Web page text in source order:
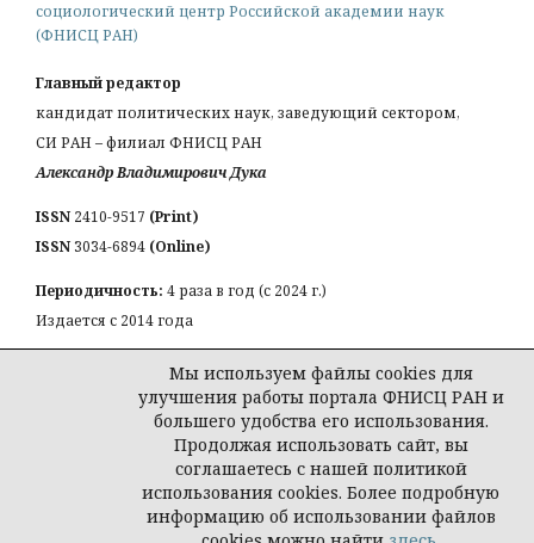
социологический центр Российской академии наук
(ФНИСЦ РАН)
Главный редактор
кандидат политических наук, заведующий сектором,
СИ РАН – филиал ФНИСЦ РАН
Александр Владимирович Дука
ISSN 2410-9517 (Print)
ISSN3034-6894 (Online)
Периодичность: 4 раза в год (с 2024 г.)
Издается с 2014 года
a_duka@mail.ru
© Журнал «Власть и элиты»
Мы используем файлы cookies для
улучшения работы портала ФНИСЦ РАН и
большего удобства его использования.
Продолжая использовать сайт, вы
соглашаетесь с нашей политикой
использования cookies. Более подробную
информацию об использовании файлов